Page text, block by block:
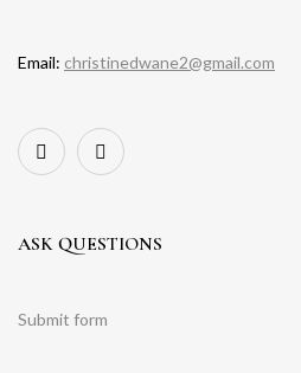
Email: christinedwane2@gmail.com
ASK QUESTIONS
Submit form